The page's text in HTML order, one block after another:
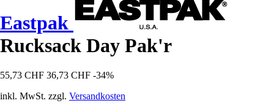
Eastpak
Rucksack Day Pak'r
55,73 CHF 36,73 CHF -34%
inkl. MwSt. zzgl. Versandkosten